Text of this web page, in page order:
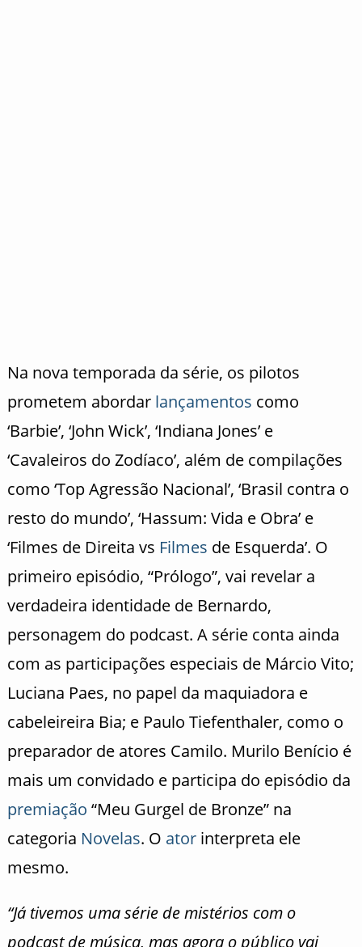
Na nova temporada da série, os pilotos
prometem abordar lançamentos como
‘Barbie’, ‘John Wick’, ‘Indiana Jones’ e
‘Cavaleiros do Zodíaco’, além de compilações
como ‘Top Agressão Nacional’, ‘Brasil contra o
resto do mundo’, ‘Hassum: Vida e Obra’ e
‘Filmes de Direita vs Filmes de Esquerda’. O
primeiro episódio, “Prólogo”, vai revelar a
verdadeira identidade de Bernardo,
personagem do podcast. A série conta ainda
com as participações especiais de Márcio Vito;
Luciana Paes, no papel da maquiadora e
cabeleireira Bia; e Paulo Tiefenthaler, como o
preparador de atores Camilo. Murilo Benício é
mais um convidado e participa do episódio da
premiação “Meu Gurgel de Bronze” na
categoria Novelas. O atorinterpreta ele
mesmo.
“Já tivemos uma série de mistérios com o
podcast de música, mas agora o público vai